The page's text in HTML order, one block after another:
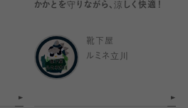
かかとを守りながら、涼しく快適！
靴下屋
ルミネ立川